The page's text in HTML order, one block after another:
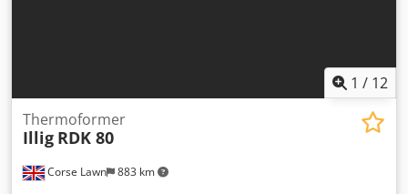
1 / 12
Corse Lawn 883 km
Thermoformer
Illig RDK 80